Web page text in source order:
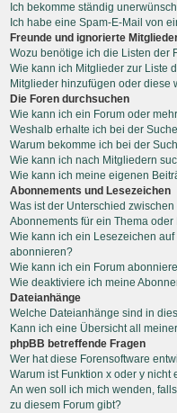
Ich bekomme ständig
Ich habe eine Spam-E-Mail von
Freunde und ignorierte
Wozu benötige ich die Listen der
Wie kann ich Mitglieder zur Liste
Mitglieder hinzufügen oder diese
Die Foren durchsuchen
Wie kann ich ein Forum oder
Weshalb erhalte ich bei der
Warum bekomme ich bei der
Wie kann ich nach Mitgliedern
Wie kann ich meine eigenen
Abonnements und Lesezeichen
Was ist der Unterschied
Abonnements für ein Thema oder
Wie kann ich ein Lesezeichen
abonnieren?
Wie kann ich ein Forum
Wie deaktiviere ich meine
Dateianhänge
Welche Dateianhänge sind in
Kann ich eine Übersicht all
phpBB betreffende Fragen
Wer hat diese Forensoftware
Warum ist Funktion x oder y nicht
An wen soll ich mich wenden,
zu diesem Forum gibt?